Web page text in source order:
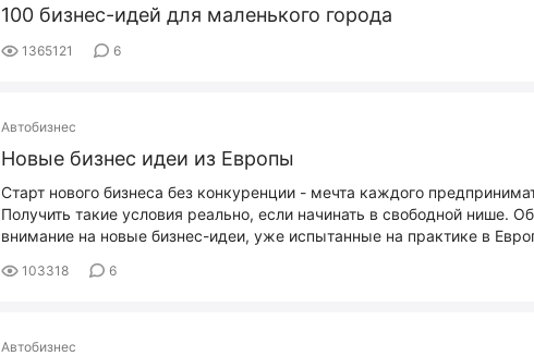
100 бизнес-идей для маленького города
1365121 6
Автобизнес
Новые бизнес идеи из Европы
Старт нового бизнеса без конкуренции - мечта каждого
Получить такие условия реально, если начинать в свободной нише.
внимание на новые бизнес-идеи, уже испытанные на практике в
103318 6
Автобизнес